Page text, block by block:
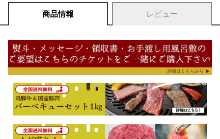
商品情報 レビュー